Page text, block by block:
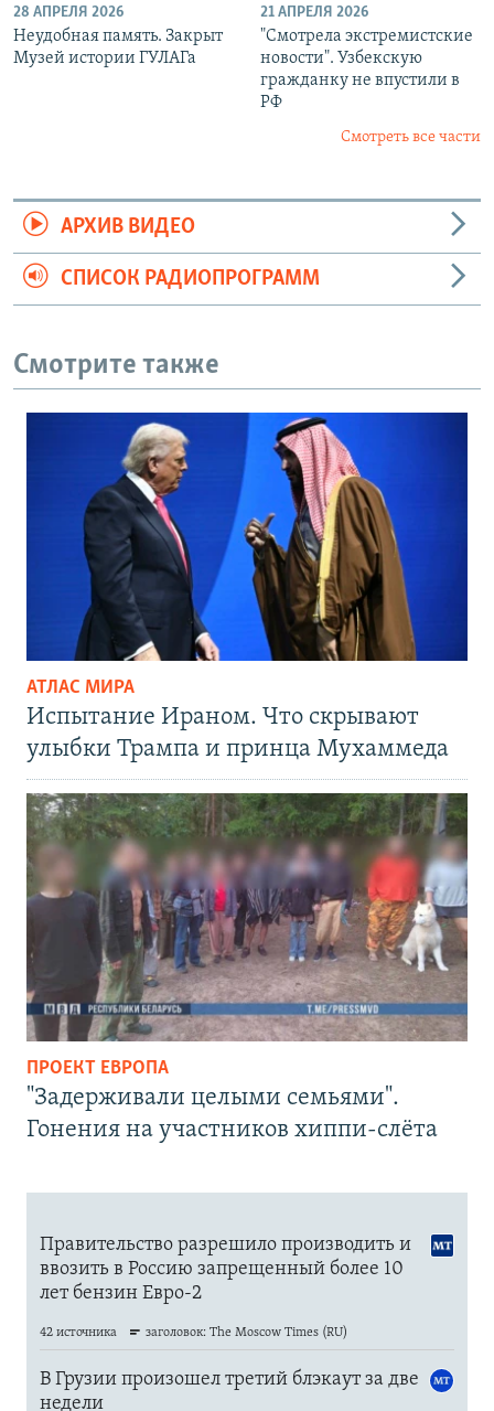
28 АПРЕЛЯ 2026
Неудобная память. Закрыт
Музей истории ГУЛАГа
21 АПРЕЛЯ 2026
"Смотрела экстремистские
новости". Узбекскую
гражданку не впустили в
РФ
Смотреть все части
АРХИВ ВИДЕО
СПИСОК РАДИОПРОГРАММ
Смотрите также
АТЛАС МИРА
Испытание Ираном. Что скрывают
улыбки Трампа и принца Мухаммеда
ПРОЕКТ ЕВРОПА
"Задерживали целыми семьями".
Гонения на участников хиппи-слёта